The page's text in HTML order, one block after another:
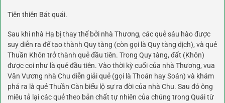
Tiên thiên Bát quái.
Sau khi nhà Hạ bị thay thế bởi nhà Thương, các quẻ sáu hào được
suy diễn ra để tạo thành Quy tàng (còn gọi là Quy tàng dịch), và quẻ
Thuần Khôn trở thành quẻ đầu tiên. Trong Quy tàng, đất (Khôn)
được coi như là quẻ đầu tiên. Vào thời kỳ cuối của nhà Thương, vua
Văn Vương nhà Chu diễn giải quẻ (gọi là Thoán hay Soán) và khám
phá ra là quẻ Thuần Càn biểu lộ sự ra đời của nhà Chu. Sau đó ông
miêu tả lại các quẻ theo bản chất tự nhiên của chúng trong Quái từ